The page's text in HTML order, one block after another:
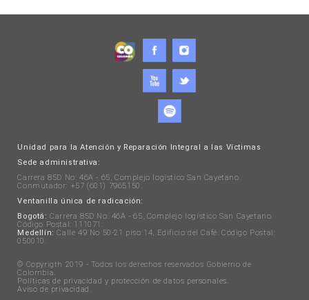
Unidad para la Atención y Reparación Integral a las Víctimas
Sede administrativa:
Carrera 85D No. 46A - 65, Complejo logístico San Cayetano.
Conmutador: +57 (601) 7965150.
Ventanilla única de radicación:
Bogotá: Carrera 85D No. 46A - 65, Complejo logístico San Cayetano.
Código Postal: 111071.
Medellín: Calle 49 No 50-21 piso 14, Edificio del Café. Código Postal:
050010.
© Copyrigth 2019 - Todos los derechos reservados Gobierno de
Colombia.
Políticas de privacidad y protección de datos personales.
Aviso de privacidad .